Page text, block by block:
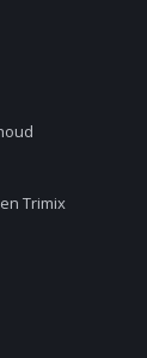
Trimix